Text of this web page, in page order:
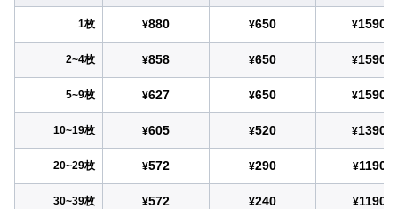
1枚 ¥880 ¥650 ¥1590
2~4枚 ¥858 ¥650 ¥1590
5~9枚 ¥627 ¥650 ¥1590
10~19枚 ¥605 ¥520 ¥1390
20~29枚 ¥572 ¥290 ¥1190
30~39枚 ¥572 ¥240 ¥1190